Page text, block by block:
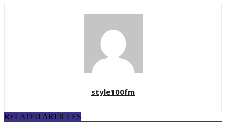
style100fm
RELATED ARTICLES